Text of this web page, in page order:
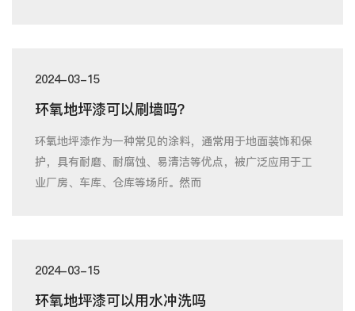
2024-03-15
环氧地坪漆可以刷墙吗？
环氧地坪漆作为一种常见的涂料，通常用于地面装饰和保
护，具有耐磨、耐腐蚀、易清洁等优点，被广泛应用于工
业厂房、车库、仓库等场所。然而
2024-03-15
环氧地坪漆可以用水冲洗吗